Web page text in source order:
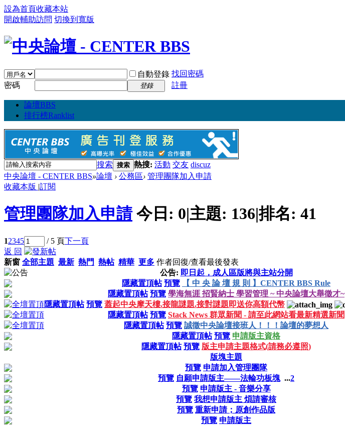
設為首頁收藏本站
開啟輔助訪問 切換到寬版
自動登錄 找回密碼
密碼
登錄 註冊
論壇BBS
排行榜Ranklist
搜索 搜索 熱搜: 活動 交友 discuz
中央論壇 - CENTER BBS»論壇 › 公務區› 管理團隊加入申請
收藏本版 |訂閱
管理團隊加入申請 今日: 0|主題: 136|排名: 41
12345 / 5 頁下一頁
返 回
新窗 全部主題 最新 熱門 熱帖 精華 更多 作者回復/查看最後發表
公告: 即日起，成人區版將與主站分開
隱藏置頂帖 預覽 【 中 央 論 壇 規 則 】CENTER BBS Rule
隱藏置頂帖 預覽 學海無涯 招賢納士 學習管理 ~ 中央論壇大舉徵才~
隱藏置頂帖 預覽 蓋起中央摩天樓.接龍謎題.接對謎題即送你高額代幣
隱藏置頂帖 預覽 Stack News 群眾新聞 - 請至此網站看最新精選新聞
隱藏置頂帖 預覽 誠徵中央論壇接班人！！！論壇的夢想人
隱藏置頂帖 預覽 申請版主資格
隱藏置頂帖 預覽 版主申請主題格式(請務必遵照)
版塊主題
預覽 申請加入管理團隊
預覽 自願申請版主——法輪功板塊 ...2
預覽 申請版主 - 音樂分享
預覽 我想申請版主 煩請審核
預覽 重新申請；原創作品版
預覽 申請版主